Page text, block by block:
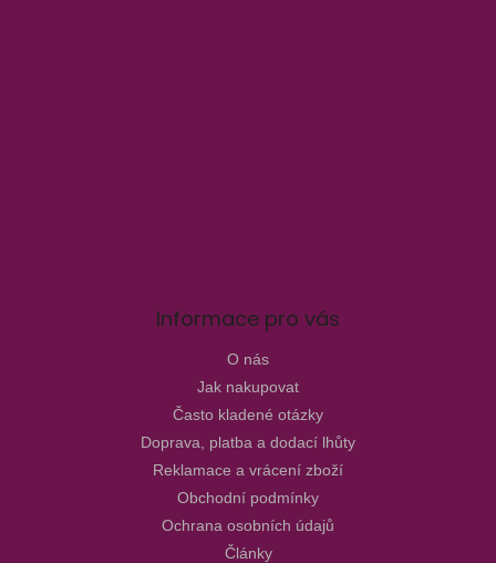
Informace pro vás
O nás
Jak nakupovat
Často kladené otázky
Doprava, platba a dodací lhůty
Reklamace a vrácení zboží
Obchodní podmínky
Ochrana osobních údajů
Články